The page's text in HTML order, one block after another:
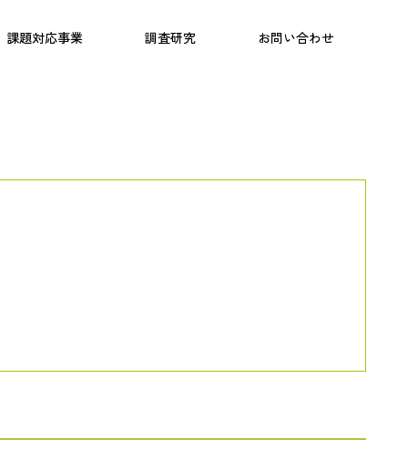
課題対応事業 調査研究 お問い合わせ
プログラム こども研究所